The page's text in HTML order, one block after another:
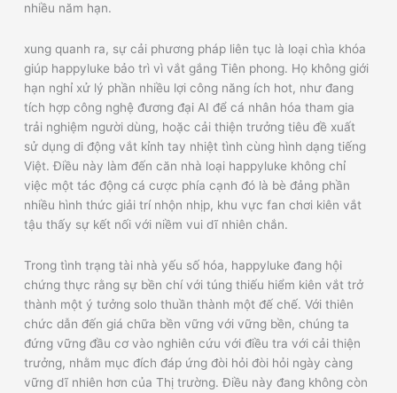
nhiều năm hạn.
xung quanh ra, sự cải phương pháp liên tục là loại chìa khóa
giúp happyluke bảo trì vì vắt gắng Tiên phong. Họ không giới
hạn nghỉ xử lý phần nhiều lợi công năng ích hot, như đang
tích hợp công nghệ đương đại AI để cá nhân hóa tham gia
trải nghiệm người dùng, hoặc cải thiện trưởng tiêu đề xuất
sử dụng di động vắt kỉnh tay nhiệt tình cùng hình dạng tiếng
Việt. Điều này làm đến căn nhà loại happyluke không chỉ
việc một tác động cá cược phía cạnh đó là bè đảng phần
nhiều hình thức giải trí nhộn nhịp, khu vực fan chơi kiên vắt
tậu thấy sự kết nối với niềm vui dĩ nhiên chắn.
Trong tình trạng tài nhà yếu số hóa, happyluke đang hội
chứng thực rằng sự bền chí với túng thiếu hiểm kiên vắt trở
thành một ý tưởng solo thuần thành một đế chế. Với thiên
chức dẫn đến giá chữa bền vững với vững bền, chúng ta
đứng vững đầu cơ vào nghiên cứu với điều tra với cải thiện
trưởng, nhằm mục đích đáp ứng đòi hỏi đòi hỏi ngày càng
vững dĩ nhiên hơn của Thị trường. Điều này đang không còn